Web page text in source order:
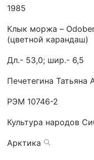
1985
Клык моржа –
(цветной карандаш)
Дл.- 53,0; шир.- 6,5
Печетегина Татьяна
РЭМ 10746-2
Культура народов
Арктика